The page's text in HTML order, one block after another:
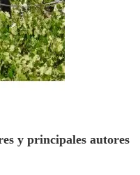
y principales autores